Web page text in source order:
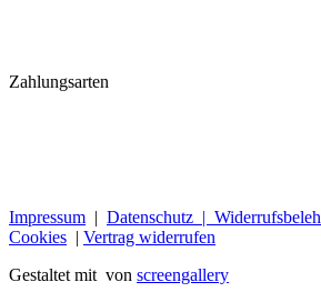
Zahlungsarten
Impressum | Datenschutz |
Cookies | Vertrag widerrufen
Gestaltet mit von screengallery